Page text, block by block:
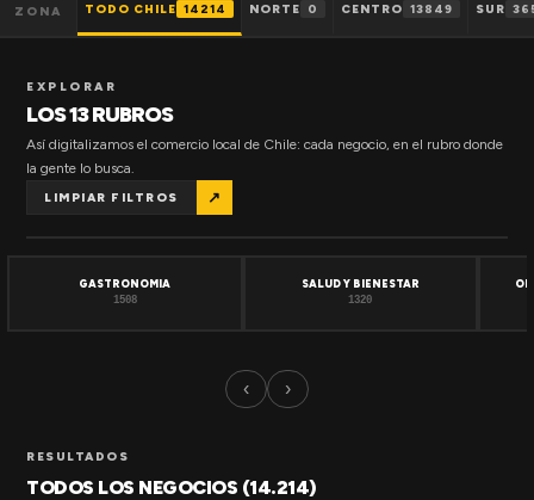
ZONA TODO CHILE 14214 NORTE 0 CENTRO 13849 SUR
EXPLORAR
LOS 13 RUBROS
Así digitalizamos el comercio local de Chile: cada negocio, en el rubro donde
la gente lo busca.
LIMPIAR FILTROS ↗
GASTRONOMIA
1508
SALUD Y BIENESTAR
1320
‹ ›
RESULTADOS
TODOS LOS NEGOCIOS (14.214)